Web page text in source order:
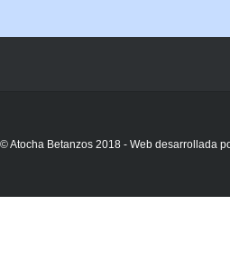
© Atocha Betanzos 2018 - Web desarrollada